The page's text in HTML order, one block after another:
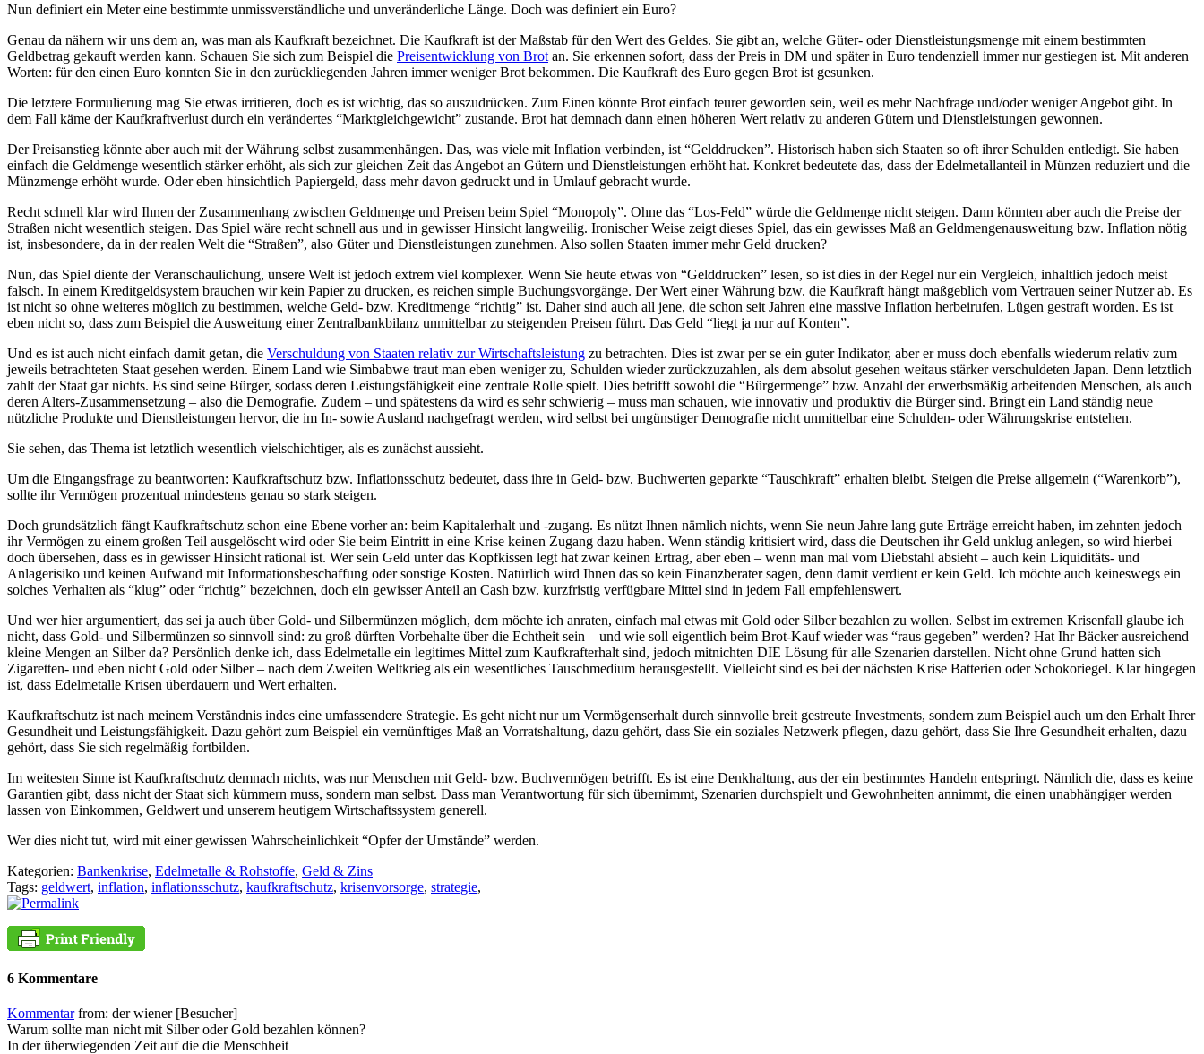
Nun definiert ein Meter eine bestimmte unmissverständliche und unveränderliche Länge. Doch was definiert ein Euro?
Genau da nähern wir uns dem an, was man als Kaufkraft bezeichnet. Die Kaufkraft ist der Maßstab für den Wert des Geldes. Sie gibt an, welche Güter- oder Dienstleistungsmenge mit einem bestimmten
Geldbetrag gekauft werden kann. Schauen Sie sich zum Beispiel die Preisentwicklung von Brot an. Sie erkennen sofort, dass der Preis in DM und später in Euro tendenziell immer nur gestiegen ist. Mit anderen
Worten: für den einen Euro konnten Sie in den zurückliegenden Jahren immer weniger Brot bekommen. Die Kaufkraft des Euro gegen Brot ist gesunken.
Die letztere Formulierung mag Sie etwas irritieren, doch es ist wichtig, das so auszudrücken. Zum Einen könnte Brot einfach teurer geworden sein, weil es mehr Nachfrage und/oder weniger Angebot gibt. In
dem Fall käme der Kaufkraftverlust durch ein verändertes “Marktgleichgewicht” zustande. Brot hat demnach dann einen höheren Wert relativ zu anderen Gütern und Dienstleistungen gewonnen.
Der Preisanstieg könnte aber auch mit der Währung selbst zusammenhängen. Das, was viele mit Inflation verbinden, ist “Gelddrucken”. Historisch haben sich Staaten so oft ihrer Schulden entledigt. Sie haben
einfach die Geldmenge wesentlich stärker erhöht, als sich zur gleichen Zeit das Angebot an Gütern und Dienstleistungen erhöht hat. Konkret bedeutete das, dass der Edelmetallanteil in Münzen reduziert und die
Münzmenge erhöht wurde. Oder eben hinsichtlich Papiergeld, dass mehr davon gedruckt und in Umlauf gebracht wurde.
Recht schnell klar wird Ihnen der Zusammenhang zwischen Geldmenge und Preisen beim Spiel “Monopoly”. Ohne das “Los-Feld” würde die Geldmenge nicht steigen. Dann könnten aber auch die Preise der
Straßen nicht wesentlich steigen. Das Spiel wäre recht schnell aus und in gewisser Hinsicht langweilig. Ironischer Weise zeigt dieses Spiel, das ein gewisses Maß an Geldmengenausweitung bzw. Inflation nötig
ist, insbesondere, da in der realen Welt die “Straßen”, also Güter und Dienstleistungen zunehmen. Also sollen Staaten immer mehr Geld drucken?
Nun, das Spiel diente der Veranschaulichung, unsere Welt ist jedoch extrem viel komplexer. Wenn Sie heute etwas von “Gelddrucken” lesen, so ist dies in der Regel nur ein Vergleich, inhaltlich jedoch meist
falsch. In einem Kreditgeldsystem brauchen wir kein Papier zu drucken, es reichen simple Buchungsvorgänge. Der Wert einer Währung bzw. die Kaufkraft hängt maßgeblich vom Vertrauen seiner Nutzer ab. Es
ist nicht so ohne weiteres möglich zu bestimmen, welche Geld- bzw. Kreditmenge “richtig” ist. Daher sind auch all jene, die schon seit Jahren eine massive Inflation herbeirufen, Lügen gestraft worden. Es ist
eben nicht so, dass zum Beispiel die Ausweitung einer Zentralbankbilanz unmittelbar zu steigenden Preisen führt. Das Geld “liegt ja nur auf Konten”.
Und es ist auch nicht einfach damit getan, die Verschuldung von Staaten relativ zur Wirtschaftsleistung zu betrachten. Dies ist zwar per se ein guter Indikator, aber er muss doch ebenfalls wiederum relativ zum
jeweils betrachteten Staat gesehen werden. Einem Land wie Simbabwe traut man eben weniger zu, Schulden wieder zurückzuzahlen, als dem absolut gesehen weitaus stärker verschuldeten Japan. Denn letztlich
zahlt der Staat gar nichts. Es sind seine Bürger, sodass deren Leistungsfähigkeit eine zentrale Rolle spielt. Dies betrifft sowohl die “Bürgermenge” bzw. Anzahl der erwerbsmäßig arbeitenden Menschen, als auch
deren Alters-Zusammensetzung – also die Demografie. Zudem – und spätestens da wird es sehr schwierig – muss man schauen, wie innovativ und produktiv die Bürger sind. Bringt ein Land ständig neue
nützliche Produkte und Dienstleistungen hervor, die im In- sowie Ausland nachgefragt werden, wird selbst bei ungünstiger Demografie nicht unmittelbar eine Schulden- oder Währungskrise entstehen.
Sie sehen, das Thema ist letztlich wesentlich vielschichtiger, als es zunächst aussieht.
Um die Eingangsfrage zu beantworten: Kaufkraftschutz bzw. Inflationsschutz bedeutet, dass ihre in Geld- bzw. Buchwerten geparkte “Tauschkraft” erhalten bleibt. Steigen die Preise allgemein (“Warenkorb”),
sollte ihr Vermögen prozentual mindestens genau so stark steigen.
Doch grundsätzlich fängt Kaufkraftschutz schon eine Ebene vorher an: beim Kapitalerhalt und -zugang. Es nützt Ihnen nämlich nichts, wenn Sie neun Jahre lang gute Erträge erreicht haben, im zehnten jedoch
ihr Vermögen zu einem großen Teil ausgelöscht wird oder Sie beim Eintritt in eine Krise keinen Zugang dazu haben. Wenn ständig kritisiert wird, dass die Deutschen ihr Geld unklug anlegen, so wird hierbei
doch übersehen, dass es in gewisser Hinsicht rational ist. Wer sein Geld unter das Kopfkissen legt hat zwar keinen Ertrag, aber eben – wenn man mal vom Diebstahl absieht – auch kein Liquiditäts- und
Anlagerisiko und keinen Aufwand mit Informationsbeschaffung oder sonstige Kosten. Natürlich wird Ihnen das so kein Finanzberater sagen, denn damit verdient er kein Geld. Ich möchte auch keineswegs ein
solches Verhalten als “klug” oder “richtig” bezeichnen, doch ein gewisser Anteil an Cash bzw. kurzfristig verfügbare Mittel sind in jedem Fall empfehlenswert.
Und wer hier argumentiert, das sei ja auch über Gold- und Silbermünzen möglich, dem möchte ich anraten, einfach mal etwas mit Gold oder Silber bezahlen zu wollen. Selbst im extremen Krisenfall glaube ich
nicht, dass Gold- und Silbermünzen so sinnvoll sind: zu groß dürften Vorbehalte über die Echtheit sein – und wie soll eigentlich beim Brot-Kauf wieder was “raus gegeben” werden? Hat Ihr Bäcker ausreichend
kleine Mengen an Silber da? Persönlich denke ich, dass Edelmetalle ein legitimes Mittel zum Kaufkrafterhalt sind, jedoch mitnichten DIE Lösung für alle Szenarien darstellen. Nicht ohne Grund hatten sich
Zigaretten- und eben nicht Gold oder Silber – nach dem Zweiten Weltkrieg als ein wesentliches Tauschmedium herausgestellt. Vielleicht sind es bei der nächsten Krise Batterien oder Schokoriegel. Klar hingegen
ist, dass Edelmetalle Krisen überdauern und Wert erhalten.
Kaufkraftschutz ist nach meinem Verständnis indes eine umfassendere Strategie. Es geht nicht nur um Vermögenserhalt durch sinnvolle breit gestreute Investments, sondern zum Beispiel auch um den Erhalt Ihrer
Gesundheit und Leistungsfähigkeit. Dazu gehört zum Beispiel ein vernünftiges Maß an Vorratshaltung, dazu gehört, dass Sie ein soziales Netzwerk pflegen, dazu gehört, dass Sie Ihre Gesundheit erhalten, dazu
gehört, dass Sie sich regelmäßig fortbilden.
Im weitesten Sinne ist Kaufkraftschutz demnach nichts, was nur Menschen mit Geld- bzw. Buchvermögen betrifft. Es ist eine Denkhaltung, aus der ein bestimmtes Handeln entspringt. Nämlich die, dass es keine
Garantien gibt, dass nicht der Staat sich kümmern muss, sondern man selbst. Dass man Verantwortung für sich übernimmt, Szenarien durchspielt und Gewohnheiten annimmt, die einen unabhängiger werden
lassen von Einkommen, Geldwert und unserem heutigem Wirtschaftssystem generell.
Wer dies nicht tut, wird mit einer gewissen Wahrscheinlichkeit “Opfer der Umstände” werden.
Kategorien: Bankenkrise, Edelmetalle & Rohstoffe, Geld & Zins
Tags: geldwert, inflation, inflationsschutz, kaufkraftschutz, krisenvorsorge, strategie,
6 Kommentare
Kommentarfrom: der wiener [Besucher]
Warum sollte man nicht mit Silber oder Gold bezahlen können?
In der überwiegenden Zeit auf die die Menschheit